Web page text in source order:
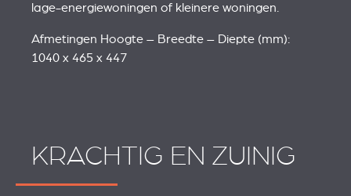
lage-energiewoningen of kleinere woningen.
Afmetingen Hoogte – Breedte – Diepte (mm):
1040 x 465 x 447
KRACHTIG EN ZUINIG